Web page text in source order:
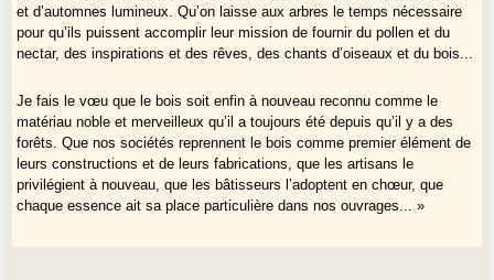
et d’automnes lumineux. Qu’on laisse aux arbres le temps nécessaire
pour qu’ils puissent accomplir leur mission de fournir du pollen et du
nectar, des inspirations et des rêves, des chants d’oiseaux et du bois...
Je fais le vœu que le bois soit enfin à nouveau reconnu comme le
matériau noble et merveilleux qu’il a toujours été depuis qu’il y a des
forêts. Que nos sociétés reprennent le bois comme premier élément de
leurs constructions et de leurs fabrications, que les artisans le
privilégient à nouveau, que les bâtisseurs l’adoptent en chœur, que
chaque essence ait sa place particulière dans nos ouvrages... »